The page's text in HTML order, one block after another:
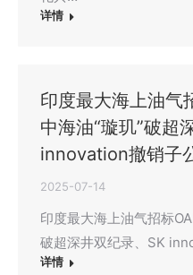
详情
印度最大海上油气
中海油“璇玑”破超
innovation撤销子
2025-07-14
印度最大海上油气招标
破超深井双纪录、SK
详情